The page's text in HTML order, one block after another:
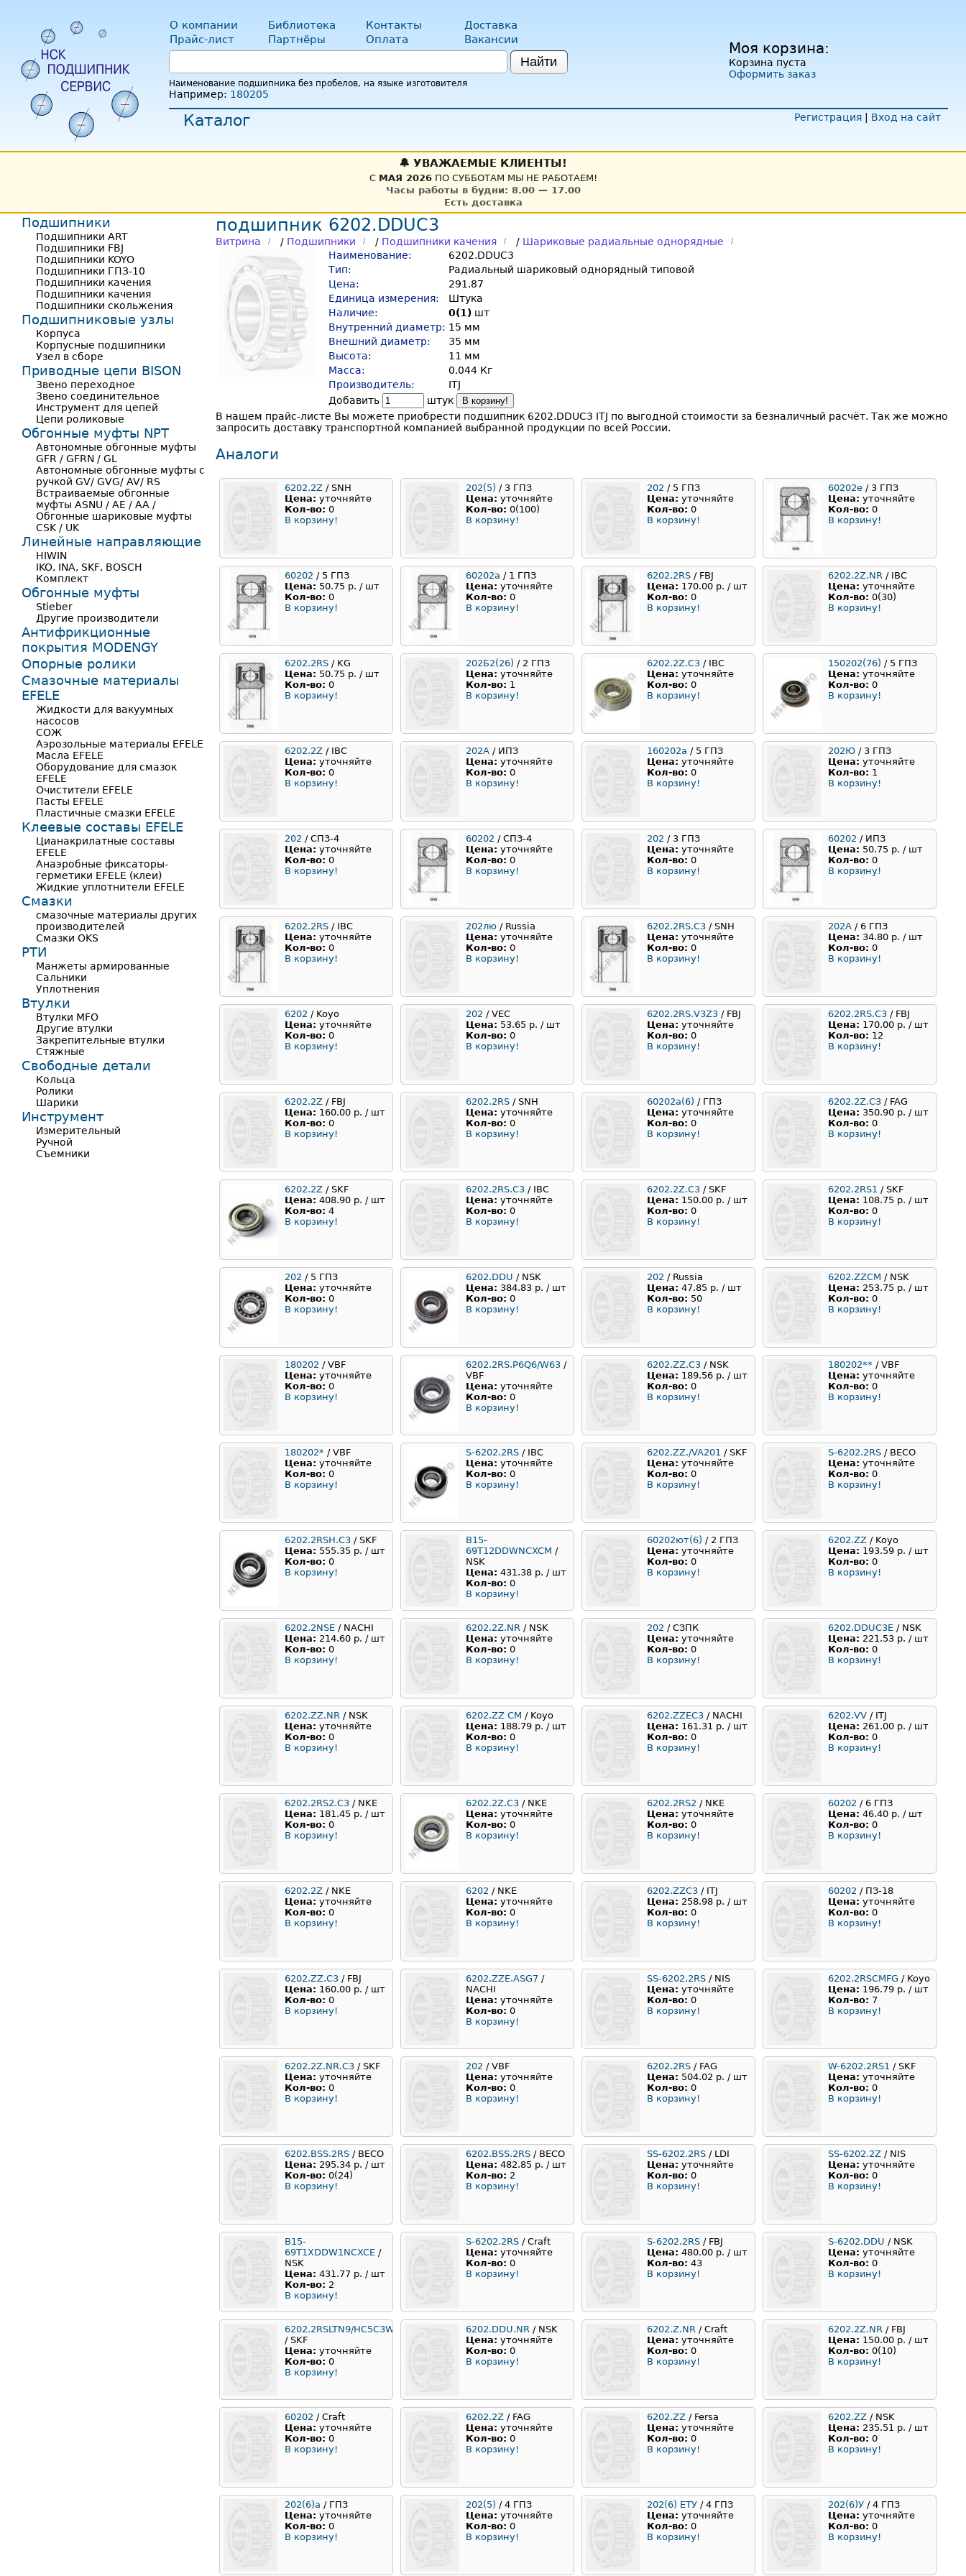
Моя корзина:
Корзина пуста
Оформить заказ
О компании Библиотека Контакты
Доставка
Прайс-лист
Партнёры Оплата Вакансии
Найти
Наименование подшипника без пробелов, на языке изготовителя
Например: 180205
Регистрация
Вход на сайт
Каталог
🔔 УВАЖАЕМЫЕ КЛИЕНТЫ!
С МАЯ 2026ПО СУББОТАМ МЫ НЕ РАБОТАЕМ!
Часы работы в будни: 8.00 — 17.00
Есть доставка
подшипник 6202.DDUC3
Витрина / Подшипники / Подшипники качения / Шариковые радиальные однорядные
Наименование:
6202.DDUC3
Тип:
Радиальный шариковый однорядный типовой
Цена:
291.87
Единица измерения:
Штука
Наличие:
0(1) шт
Внутренний диаметр: 15 мм
Внешний диаметр:
35 мм
Высота:
11 мм
Масса:
0.044 Кг
Производитель:
ITJ
Добавить
штук В корзину!
В нашем прайс-листе Вы можете приобрести подшипник 6202.DDUC3 ITJ по выгодной стоимости за безналичный расчёт. Так же можно
запросить доставку транспортной компанией выбранной продукции по всей России.
Аналоги
6202.2Z / SNH
Цена: уточняйте
Кол-во: 0
В корзину!
202(5) / 3 ГПЗ
Цена: уточняйте
Кол-во: 0(100)
В корзину!
202 / 5 ГПЗ
Цена: уточняйте
Кол-во: 0
В корзину!
60202е / 3 ГПЗ
Цена: уточняйте
Кол-во: 0
В корзину!
60202 / 5 ГПЗ
Цена: 50.75 р. / шт
Кол-во: 0
В корзину!
60202a / 1 ГПЗ
Цена: уточняйте
Кол-во: 0
В корзину!
6202.2RS / FBJ
Цена: 170.00 р. / шт
Кол-во: 0
В корзину!
6202.2Z.NR / IBC
Цена: уточняйте
Кол-во: 0(30)
В корзину!
6202.2RS / KG
Цена: 50.75 р. / шт
Кол-во: 0
В корзину!
202Б2(26) / 2 ГПЗ
Цена: уточняйте
Кол-во: 1
В корзину!
6202.2Z.C3 / IBC
Цена: уточняйте
Кол-во: 0
В корзину!
150202(76) / 5 ГПЗ
Цена: уточняйте
Кол-во: 0
В корзину!
6202.2Z / IBC
Цена: уточняйте
Кол-во: 0
В корзину!
202А / ИПЗ
Цена: уточняйте
Кол-во: 0
В корзину!
160202a / 5 ГПЗ
Цена: уточняйте
Кол-во: 0
В корзину!
202Ю / 3 ГПЗ
Цена: уточняйте
Кол-во: 1
В корзину!
202 / СПЗ-4
Цена: уточняйте
Кол-во: 0
В корзину!
60202 / СПЗ-4
Цена: уточняйте
Кол-во: 0
В корзину!
202 / 3 ГПЗ
Цена: уточняйте
Кол-во: 0
В корзину!
60202 / ИПЗ
Цена: 50.75 р. / шт
Кол-во: 0
В корзину!
6202.2RS / IBC
Цена: уточняйте
Кол-во: 0
В корзину!
202лю / Russia
Цена: уточняйте
Кол-во: 0
В корзину!
6202.2RS.C3 / SNH
Цена: уточняйте
Кол-во: 0
В корзину!
202A / 6 ГПЗ
Цена: 34.80 р. / шт
Кол-во: 0
В корзину!
6202 / Koyo
Цена: уточняйте
Кол-во: 0
В корзину!
202 / VEC
Цена: 53.65 р. / шт
Кол-во: 0
В корзину!
6202.2RS.V3Z3 / FBJ
Цена: уточняйте
Кол-во: 0
В корзину!
6202.2RS.C3 / FBJ
Цена: 170.00 р. / шт
Кол-во: 12
В корзину!
6202.2Z / FBJ
Цена: 160.00 р. / шт
Кол-во: 0
В корзину!
6202.2RS / SNH
Цена: уточняйте
Кол-во: 0
В корзину!
60202а(6) / ГПЗ
Цена: уточняйте
Кол-во: 0
В корзину!
6202.2Z.C3 / FAG
Цена: 350.90 р. / шт
Кол-во: 0
В корзину!
6202.2Z / SKF
Цена: 408.90 р. / шт
Кол-во: 4
В корзину!
6202.2RS.C3 / IBC
Цена: уточняйте
Кол-во: 0
В корзину!
6202.2Z.C3 / SKF
Цена: 150.00 р. / шт
Кол-во: 0
В корзину!
6202.2RS1 / SKF
Цена: 108.75 р. / шт
Кол-во: 0
В корзину!
202 / 5 ГПЗ
Цена: уточняйте
Кол-во: 0
В корзину!
6202.DDU / NSK
Цена: 384.83 р. / шт
Кол-во: 0
В корзину!
202 / Russia
Цена: 47.85 р. / шт
Кол-во: 50
В корзину!
6202.ZZCM / NSK
Цена: 253.75 р. / шт
Кол-во: 0
В корзину!
180202 / VBF
Цена: уточняйте
Кол-во: 0
В корзину!
6202.2RS.P6Q6/W63 /
VBF
Цена: уточняйте
Кол-во: 0
В корзину!
6202.ZZ.C3 / NSK
Цена: 189.56 р. / шт
Кол-во: 0
В корзину!
180202** / VBF
Цена: уточняйте
Кол-во: 0
В корзину!
180202* / VBF
Цена: уточняйте
Кол-во: 0
В корзину!
S-6202.2RS / IBC
Цена: уточняйте
Кол-во: 0
В корзину!
6202.ZZ./VA201 / SKF
Цена: уточняйте
Кол-во: 0
В корзину!
S-6202.2RS / BECO
Цена: уточняйте
Кол-во: 0
В корзину!
6202.2RSH.C3 / SKF
Цена: 555.35 р. / шт
Кол-во: 0
В корзину!
B15-
69T12DDWNCXCM /
NSK
Цена: 431.38 р. / шт
Кол-во: 0
В корзину!
60202ют(6) / 2 ГПЗ
Цена: уточняйте
Кол-во: 0
В корзину!
6202.ZZ / Koyo
Цена: 193.59 р. / шт
Кол-во: 0
В корзину!
6202.2NSE / NACHI
Цена: 214.60 р. / шт
Кол-во: 0
В корзину!
6202.2Z.NR / NSK
Цена: уточняйте
Кол-во: 0
В корзину!
202 / СЗПК
Цена: уточняйте
Кол-во: 0
В корзину!
6202.DDUC3E / NSK
Цена: 221.53 р. / шт
Кол-во: 0
В корзину!
6202.ZZ.NR / NSK
Цена: уточняйте
Кол-во: 0
В корзину!
6202.ZZ CM / Koyo
Цена: 188.79 р. / шт
Кол-во: 0
В корзину!
6202.ZZEС3 / NACHI
Цена: 161.31 р. / шт
Кол-во: 0
В корзину!
6202.VV / ITJ
Цена: 261.00 р. / шт
Кол-во: 0
В корзину!
6202.2RS2.C3 / NKE
Цена: 181.45 р. / шт
Кол-во: 0
В корзину!
6202.2Z.C3 / NKE
Цена: уточняйте
Кол-во: 0
В корзину!
6202.2RS2 / NKE
Цена: уточняйте
Кол-во: 0
В корзину!
60202 / 6 ГПЗ
Цена: 46.40 р. / шт
Кол-во: 0
В корзину!
6202.2Z / NKE
Цена: уточняйте
Кол-во: 0
В корзину!
6202 / NKE
Цена: уточняйте
Кол-во: 0
В корзину!
6202.ZZC3 / ITJ
Цена: 258.98 р. / шт
Кол-во: 0
В корзину!
60202 / ПЗ-18
Цена: уточняйте
Кол-во: 0
В корзину!
6202.ZZ.C3 / FBJ
Цена: 160.00 р. / шт
Кол-во: 0
В корзину!
6202.ZZE.ASG7 /
NACHI
Цена: уточняйте
Кол-во: 0
В корзину!
SS-6202.2RS / NIS
Цена: уточняйте
Кол-во: 0
В корзину!
6202.2RSCMFG / Koyo
Цена: 196.79 р. / шт
Кол-во: 7
В корзину!
6202.2Z.NR.С3 / SKF
Цена: уточняйте
Кол-во: 0
В корзину!
202 / VBF
Цена: уточняйте
Кол-во: 0
В корзину!
6202.2RS / FAG
Цена: 504.02 р. / шт
Кол-во: 0
В корзину!
W-6202.2RS1 / SKF
Цена: уточняйте
Кол-во: 0
В корзину!
6202.BSS.2RS / BECO
Цена: 295.34 р. / шт
Кол-во: 0(24)
В корзину!
6202.BSS.2RS / BECO
Цена: 482.85 р. / шт
Кол-во: 2
В корзину!
SS-6202.2RS / LDI
Цена: уточняйте
Кол-во: 0
В корзину!
SS-6202.2Z / NIS
Цена: уточняйте
Кол-во: 0
В корзину!
B15-
69T1XDDW1NCXCE /
NSK
Цена: 431.77 р. / шт
Кол-во: 2
В корзину!
S-6202.2RS / Craft
Цена: уточняйте
Кол-во: 0
В корзину!
S-6202.2RS / FBJ
Цена: 480.00 р. / шт
Кол-во: 43
В корзину!
S-6202.DDU / NSK
Цена: уточняйте
Кол-во: 0
В корзину!
6202.2RSLTN9/HC5C3WT
/ SKF
Цена: уточняйте
Кол-во: 0
В корзину!
6202.DDU.NR / NSK
Цена: уточняйте
Кол-во: 0
В корзину!
6202.Z.NR / Craft
Цена: уточняйте
Кол-во: 0
В корзину!
6202.2Z.NR / FBJ
Цена: 150.00 р. / шт
Кол-во: 0(10)
В корзину!
60202 / Craft
Цена: уточняйте
Кол-во: 0
В корзину!
6202.2Z / FAG
Цена: уточняйте
Кол-во: 0
В корзину!
6202.ZZ / Fersa
Цена: уточняйте
Кол-во: 0
В корзину!
6202.ZZ / NSK
Цена: 235.51 р. / шт
Кол-во: 0
В корзину!
202(6)а / ГПЗ
Цена: уточняйте
Кол-во: 0
В корзину!
202(5) / 4 ГПЗ
Цена: уточняйте
Кол-во: 0
В корзину!
202(6) ЕТУ / 4 ГПЗ
Цена: уточняйте
Кол-во: 0
В корзину!
202(6)У / 4 ГПЗ
Цена: уточняйте
Кол-во: 0
В корзину!
Подшипники
Подшипники ART
Подшипники FBJ
Подшипники KOYO
Подшипники ГПЗ-10
Подшипники качения
Подшипники качения
Подшипники скольжения
Подшипниковые узлы
Корпуса
Корпусные подшипники
Узел в сборе
Приводные цепи BISON
Звено переходное
Звено соединительное
Инструмент для цепей
Цепи роликовые
Обгонные муфты NPT
Автономные обгонные муфты
GFR / GFRN / GL
Автономные обгонные муфты с
ручкой GV/ GVG/ AV/ RS
Встраиваемые обгонные
муфты ASNU / AE / AA /
Обгонные шариковые муфты
CSK / UK
Линейные направляющие
HIWIN
IKO, INA, SKF, BOSCH
Комплект
Обгонные муфты
Stieber
Другие производители
Антифрикционные
покрытия MODENGY
Опорные ролики
Смазочные материалы
EFELE
Жидкости для вакуумных
насосов
СОЖ
Аэрозольные материалы EFELE
Масла EFELE
Оборудование для смазок
EFELE
Очистители EFELE
Пасты EFELE
Пластичные смазки EFELE
Клеевые составы EFELE
Цианакрилатные составы
EFELE
Анаэробные фиксаторы-
герметики EFELE (клеи)
Жидкие уплотнители EFELE
Смазки
смазочные материалы других
производителей
Смазки OKS
РТИ
Манжеты армированные
Сальники
Уплотнения
Втулки
Втулки MFO
Другие втулки
Закрепительные втулки
Стяжные
Свободные детали
Кольца
Ролики
Шарики
Инструмент
Измерительный
Ручной
Съемники